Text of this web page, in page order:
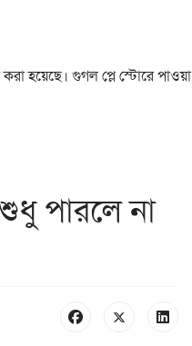
হয়েছে। গুগল প্লে স্টোরে পাওয়া
পারলে না